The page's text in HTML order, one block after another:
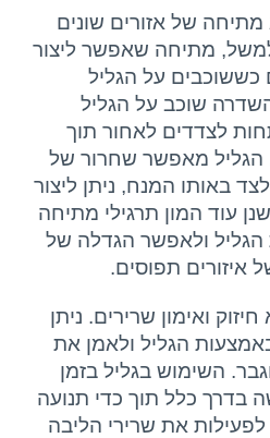
מתיחה של אזורים שונים
מתיחה שאפשר ליצור
כששוכבים על הגליל
שוכב על הגליל
לצדדים לאחור תוך
מאפשר שחרור של
באותו המנח, ניתן ליצור
עוד המון תרגילי מתיחה
הגליל ולאפשר הגדלה של
איזורים תפוסים.
ואימון שרירים. ניתן
הגליל ולאמן את
השימוש בגליל בזמן
בדרך כלל תוך כדי תנועה
את שרירי הליבה